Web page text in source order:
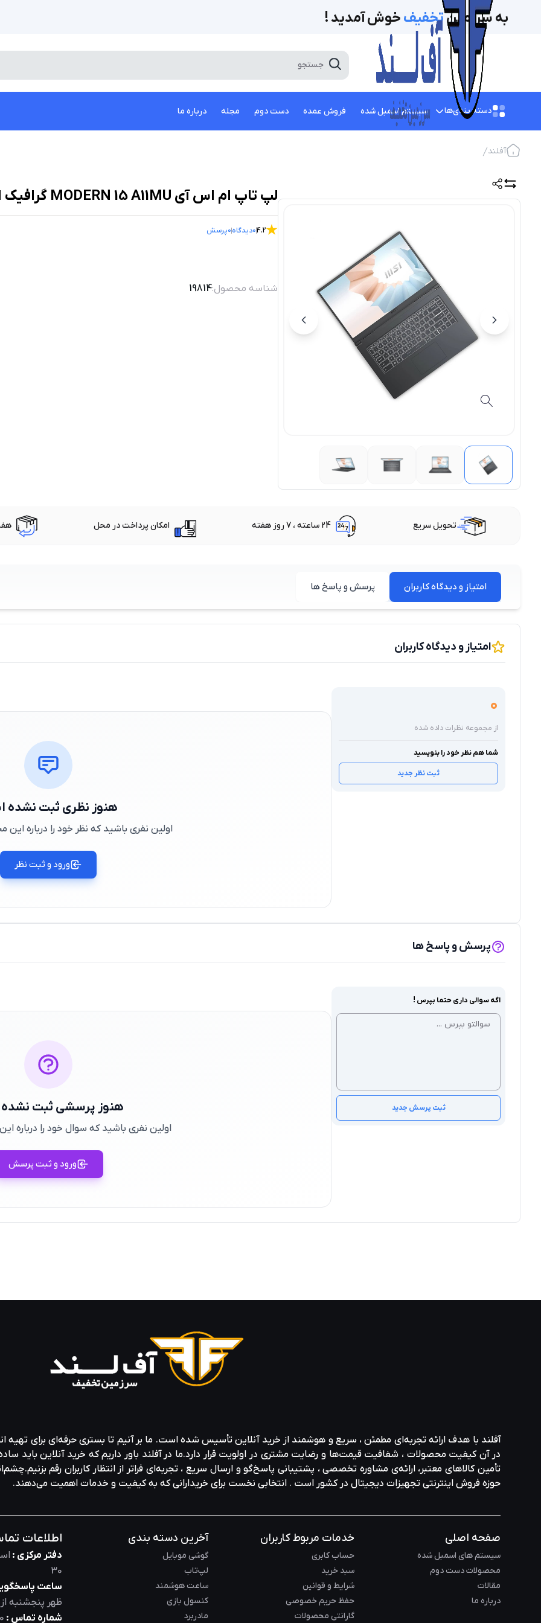
به سرزمینتخفیف‌ خوش آمدید !
دسته بندی‌ها سیستم اسمبل شده فروش عمده دست دوم مجله درباره ما
آفلند
لپ تاپ ام اس آی MODERN 15 A11MU گرافیک اینتل
4.2
0دیدگاه0پرسش
شناسه محصول:19814
تحویل سریع 24 ساعته ، 7 روز هفته امکان پرداخت در محل
امتیاز و دیدگاه کاربران پرسش و پاسخ ها
امتیاز و دیدگاه کاربران
0
از مجموعه نظرات داده شده
شما هم نظر خود را بنویسید
ثبت نظر جدید
هنوز نظری ثبت نشده
اولین نفری باشید که نظر خود را درباره
ورود و ثبت نظر
پرسش و پاسخ ها
اگه سوالی داری حتما بپرس !
ثبت پرسش جدید هنوز پرسشی ثبت
اولین نفری باشید که سوال خود را درباره
ورود و ثبت پرسش
آفلند با هدف ارائه‌ تجربه‌ای مطمئن ، سریع و هوشمند از خرید آنلاین تأسیس شده است. ما بر آنیم تا بستری حرفه‌ای برای تهیه‌
در آن کیفیت محصولات ، شفافیت قیمت‌ها و رضایت مشتری در اولویت قرار دارد.ما در آفلند باور داریم که خرید آنلاین باید
تأمین کالاهای معتبر، ارائه‌ی مشاوره‌ تخصصی ، پشتیبانی پاسخ‌گو و ارسال سریع ، تجربه‌ای فراتر از انتظار کاربران رقم
حوزه‌ فروش اینترنتی تجهیزات دیجیتال در کشور است . انتخابی نخست برای خریدارانی که به کیفیت و خدمات اهمیت می‌دهند.
صفحه اصلی
سیستم های اسمبل شده
محصولات دست دوم
مقالات
درباره ما
خدمات مربوط کاربران
حساب کابری
سبد خرید
شرایط و قوانین
حفظ حریم خصوصی
گارانتی محصولات
آخرین دسته بندی
گوشی موبایل
لپ‌تاب
ساعت هوشمند
کنسول بازی
مادربرد
اطلاعات
دفتر مرکزی :
30
ساعت
ظهر پنجشنبه
شماره تماس :